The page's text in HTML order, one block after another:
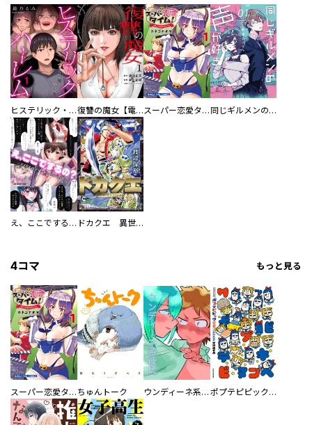
ヒステリック・ハーレム～搾られる男と堕ちる女～【電子単行本版】 復讐の魔女【電子単行本版】 スーパー恋愛タイム！～現場でドＳな彼女は自宅でデレる～ 同じギルメンの声が好き
え、ここでするの？ アイドルのファンが知らない日常 ドカクエ 異世界ドカコッククエスト
4コマ もっと見る
スーパー恋愛タイム！～現場でドＳな彼女は自宅でデレる～ ちゅんトーク ウンディーネ系彼氏 ポプテピピック SEASON EIGHT